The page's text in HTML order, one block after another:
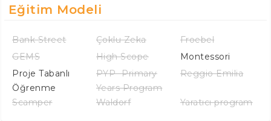
Eğitim Modeli
Bank Street Çoklu Zeka
Froebel
GEMS
High Scope
Montessori
Proje Tabanlı
Öğrenme
PYP -Primary
Years Program
Reggio Emilia
Scamper Waldorf Yaratıcı program